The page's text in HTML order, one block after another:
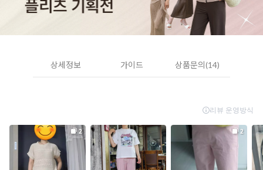
상세정보 가이드 상품문의(14)